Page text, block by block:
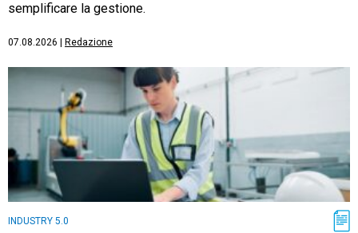
semplificare la gestione.
07.08.2026 Redazione
INDUSTRY 5.0